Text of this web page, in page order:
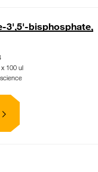
3',5'-bisphosphate,
100 ul